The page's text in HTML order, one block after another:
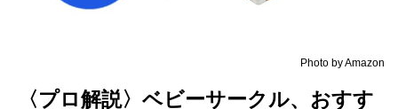
Photo by Amazon
〈プロ解説〉ベビーサークル、おすす